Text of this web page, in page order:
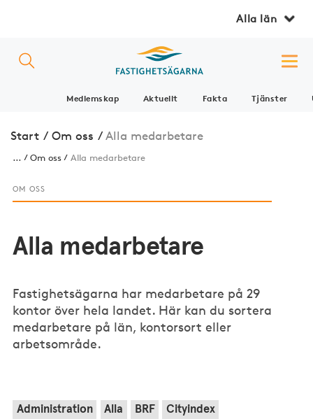
Alla län
Medlemskap Aktuellt Fakta Tjänster
Start / Om oss / Alla medarbetare
... Om oss Alla medarbetare
OM OSS
Alla medarbetare
Fastighetsägarna har medarbetare på 29
kontor över hela landet. Här kan du sortera
medarbetare på län, kontorsort eller
arbetsområde.
Administration Alla BRF Cityindex